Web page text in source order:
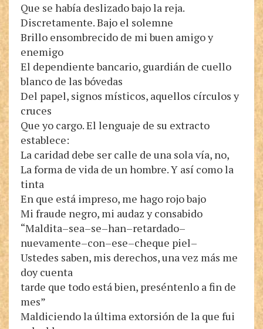
Que se había deslizado bajo la reja.
Discretamente. Bajo el solemne
Brillo ensombrecido de mi buen amigo y
enemigo
El dependiente bancario, guardián de cuello
blanco de las bóvedas
Del papel, signos místicos, aquellos círculos y
cruces
Que yo cargo. El lenguaje de su extracto
establece:
La caridad debe ser calle de una sola vía, no,
La forma de vida de un hombre. Y así como la
tinta
En que está impreso, me hago rojo bajo
Mi fraude negro, mi audaz y consabido
“Maldita–sea–se–han–retardado–
nuevamente–con–ese–cheque piel–
Ustedes saben, mis derechos, una vez más me
doy cuenta
tarde que todo está bien, preséntenlo a fin de
mes”
Maldiciendo la última extorsión de la que fui